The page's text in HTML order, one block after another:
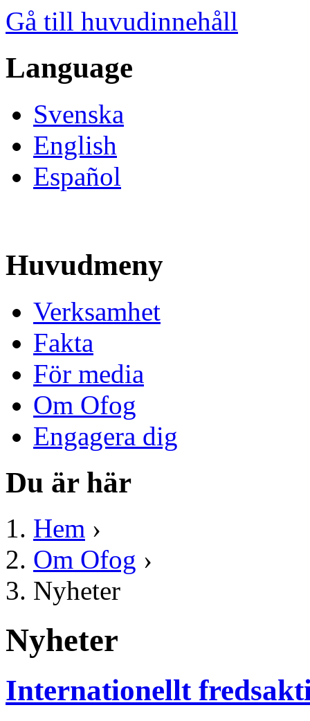
Gå till huvudinnehåll
Language
Svenska
English
Español
Huvudmeny
Verksamhet
Fakta
För media
Om Ofog
Engagera dig
Du är här
Hem ›
Om Ofog ›
Nyheter
Nyheter
Internationellt